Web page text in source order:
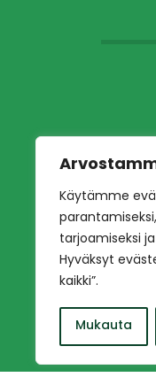
Käytämme
tarjoamiseksi
Hyväksyt
kaikki”.
Mukauta